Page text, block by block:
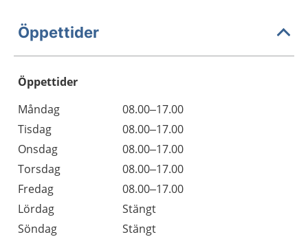
Öppettider
Öppettider
Dag
Öppettider
Kommentarer
Måndag
08.00–17.00
Tisdag
08.00–17.00
Onsdag
08.00–17.00
Torsdag
08.00–17.00
Fredag
08.00–17.00
Lördag
Stängt
Söndag
Stängt